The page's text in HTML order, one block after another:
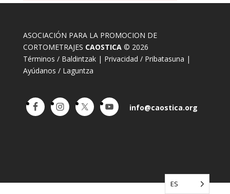
ASOCIACIÓN PARA LA PROMOCION DE
CORTOMETRAJES CAOSTICA© 2026
Términos / Baldintzak| Privacidad / Pribatasuna |
Ayúdanos / Laguntza
info@caostica.org
ES